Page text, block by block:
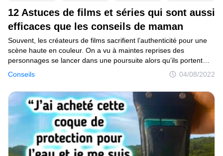
12 Astuces de films et séries qui sont aussi
efficaces que les conseils de maman
Conseils 04/08/2022
Souvent, les créateurs de films sacrifient l’authenticité pour une
scène haute en couleur. On a vu à maintes reprises des
personnages se lancer dans une poursuite alors qu’ils portent
des talons, ou se disputer au moment le moins opportun.
D’ailleurs, les paroles et les actions de certains héros comportent
beaucoup plus de sens que cela ne paraît.